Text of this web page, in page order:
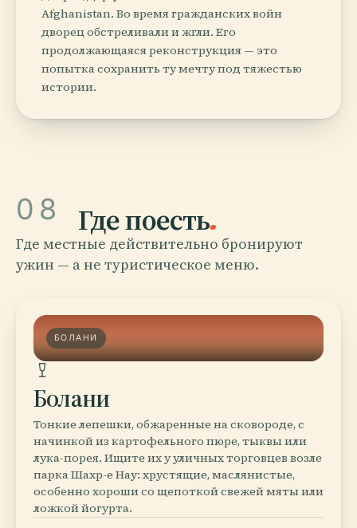
Afghanistan. Во время гражданских войн
дворец обстреливали и жгли. Его
продолжающаяся реконструкция — это
попытка сохранить ту мечту под тяжестью
истории.
08 Где поесть.
Где местные действительно бронируют
ужин — а не туристическое меню.
БОЛАНИ
Болани
Тонкие лепешки, обжаренные на сковороде, с
начинкой из картофельного пюре, тыквы или
лука-порея. Ищите их у уличных торговцев возле
парка Шахр-е Нау: хрустящие, маслянистые,
особенно хороши со щепоткой свежей мяты или
ложкой йогурта.